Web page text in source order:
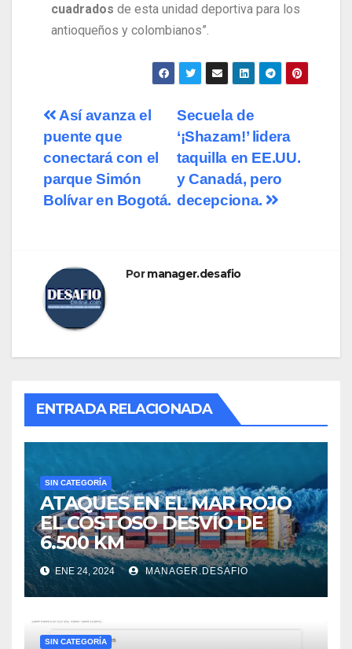
cuadrados de esta unidad deportiva para los
antioqueños y colombianos”.
Secuela de
‘¡Shazam!’ lidera
taquilla en EE.UU.
y Canadá, pero
decepciona.
Así avanza el
puente que
conectará con el
parque Simón
Bolívar en Bogotá.
Pormanager.desafio
ENTRADA RELACIONADA
SIN CATEGORÍA
ATAQUES EN EL MAR ROJO
EL COSTOSO DESVÍO DE
6.500 KM
ENE 24, 2024 MANAGER.DESAFIO
SIN CATEGORÍA